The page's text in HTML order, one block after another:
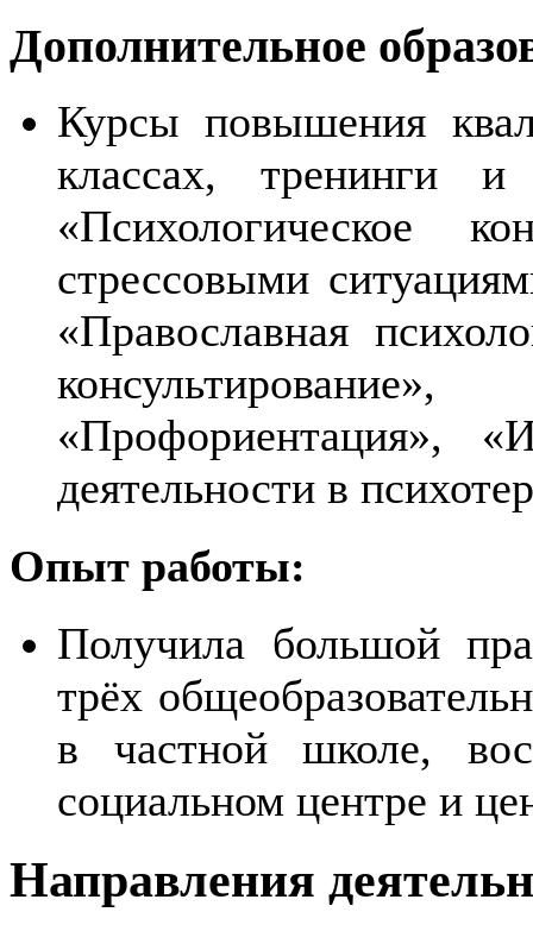
Дополнительное
Курсы повышения
классах, тренинги
«Психологическое
стрессовыми
«Православная
«Профориентация»,
деятельности в
Опыт работы:
Получила большой
трёх
в частной школе,
социальном центре и
Направления